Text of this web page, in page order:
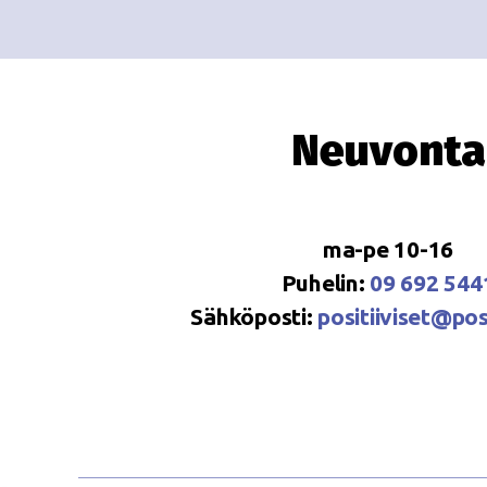
Neuvonta
ma-pe 10-16
Puhelin: 09 692
Sähköposti: